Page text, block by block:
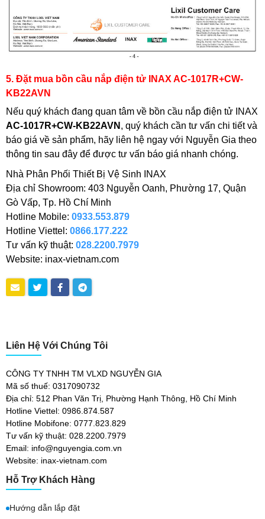
5. Đặt mua bồn cầu nắp điện tử INAX AC-1017R+CW-
KB22AVN
Nếu quý khách đang quan tâm về bồn cầu nắp điện tử INAX
AC-1017R+CW-KB22AVN , quý khách cần tư vấn chi tiết và
báo giá về sản phẩm, hãy liên hệ ngay với Nguyễn Gia theo
thông tin sau đây để được tư vấn báo giá nhanh chóng.
Nhà Phân Phối Thiết Bị Vệ Sinh INAX
Địa chỉ Showroom: 403 Nguyễn Oanh, Phường 17, Quận
Gò Vấp, Tp. Hồ Chí Minh
Hotline Mobile: 0933.553.879
Hotline Viettel: 0866.177.222
Tư vấn kỹ thuật: 028.2200.7979
Website: inax-vietnam.com
Liên Hệ Với Chúng Tôi
CÔNG TY TNHH TM VLXD NGUYỄN GIA
Mã số thuế: 0317090732
Địa chỉ: 512 Phan Văn Trị, Phường Hạnh Thông, Hồ Chí Minh
Hotline Viettel: 0986.874.587
Hotline Mobifone: 0777.823.829
Tư vấn kỹ thuật: 028.2200.7979
Email: info@nguyengia.com.vn
Website: inax-vietnam.com
Hỗ Trợ Khách Hàng
Hướng dẫn lắp đặt